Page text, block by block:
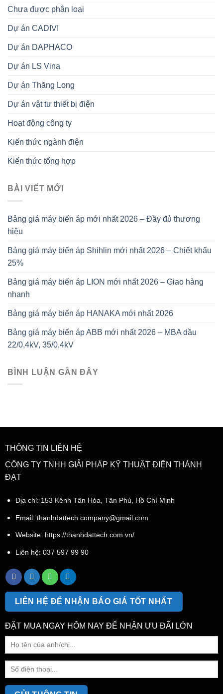
Chưa được phân loại
Dự án CADIVI
Dự án DAPHACO
Dự án LS Vina
Dự án Thăng Long
Dự án vật tư thiết bị điện
Hoạt động công ty
Kiến thức ngành điện
Kiến thức tổng hợp
BÀI VIẾT MỚI
Bảng giá máy biến áp mới nhất 2026 – Đầy đủ thương
hiệu
Bảng giá máy biến áp Shihlin mới nhất 2026 – Chiết khấu
25%
Bảng giá máy biến áp LION mới nhất 2026 – Giao hàng
nhanh
Bảng giá máy biến áp HANAKA mới nhất 2026
Bảng giá máy biến áp ABB mới nhất 2026 – MBA dầu
22/0,4kV, 35/0,4kV
BÌNH LUẬN GẦN ĐÂY
THÔNG TIN LIÊN HỆ
CÔNG TY TNHH GIẢI PHÁP KỸ THUẬT ĐIỆN THÀNH
ĐẠT
Địa chỉ: 153 Kênh Tân Hóa, Tân Phú, Hồ Chí Minh
Email: thanhdattech.company@gmail.com
Website: https://thanhdattech.com.vn/
Liên hệ: 037 597 99 90
LIÊN HỆ ĐỂ NHẬN BÁO GIÁ TỐT NHẤT
ĐẶT MUA NGAY HÔM NAY ĐỂ NHẬN ƯU ĐÃI LỚN